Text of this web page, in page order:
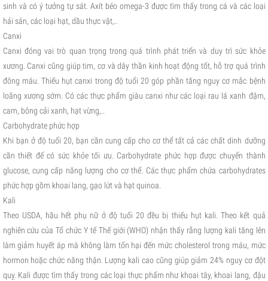
sinh và có ý tưởng tự sát. Axít béo omega-3 được tìm thấy trong cá và các loại
hải sản, các loại hạt, dầu thực vật,..
Canxi
Canxi đóng vai trò quan trọng trong quá trình phát triển và duy trì sức khỏe
xương. Canxi cũng giúp tim, cơ và dây thần kinh hoạt động tốt, hỗ trợ quá trình
đông máu. Thiếu hụt canxi trong độ tuổi 20 góp phần tăng nguy cơ mắc bệnh
loãng xương sớm. Có các thực phẩm giàu canxi như các loại rau lá xanh đậm,
cam, bông cải xanh, hạt vừng,..
Carbohydrate phức hợp
Khi bạn ở độ tuổi 20, bạn cần cung cấp cho cơ thể tất cả các chất dinh dưỡng
cần thiết để có sức khỏe tối ưu. Carbohydrate phức hợp được chuyển thành
glucose, cung cấp năng lượng cho cơ thể. Các thực phẩm chứa carbohydrates
phức hợp gồm khoai lang, gạo lứt và hạt quinoa.
Kali
Theo USDA, hầu hết phụ nữ ở độ tuổi 20 đều bị thiếu hụt kali. Theo kết quả
nghiên cứu của Tổ chức Y tế Thế giới (WHO) nhận thấy rằng lượng kali tăng lên
làm giảm huyết áp mà không làm tổn hại đến mức cholesterol trong máu, mức
hormon hoặc chức năng thận. Lượng kali cao cũng giúp giảm 24% nguy cơ đột
quỵ. Kali được tìm thấy trong các loại thực phẩm như khoai tây, khoai lang, đậu